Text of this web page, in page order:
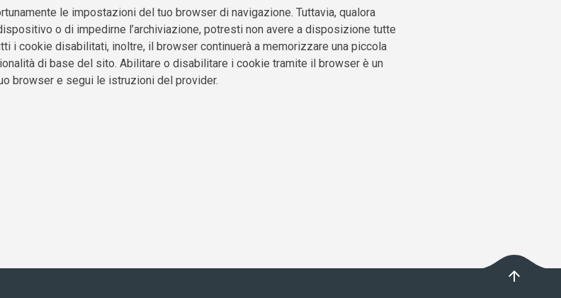
le impostazioni del tuo browser di navigazione. Tuttavia, qualora
o di impedirne l’archiviazione, potresti non avere a disposizione tutte
i cookie disabilitati, inoltre, il browser continuerà a memorizzare una piccola
di base del sito. Abilitare o disabilitare i cookie tramite il browser è un
browser e segui le istruzioni del provider.
arrow_upward